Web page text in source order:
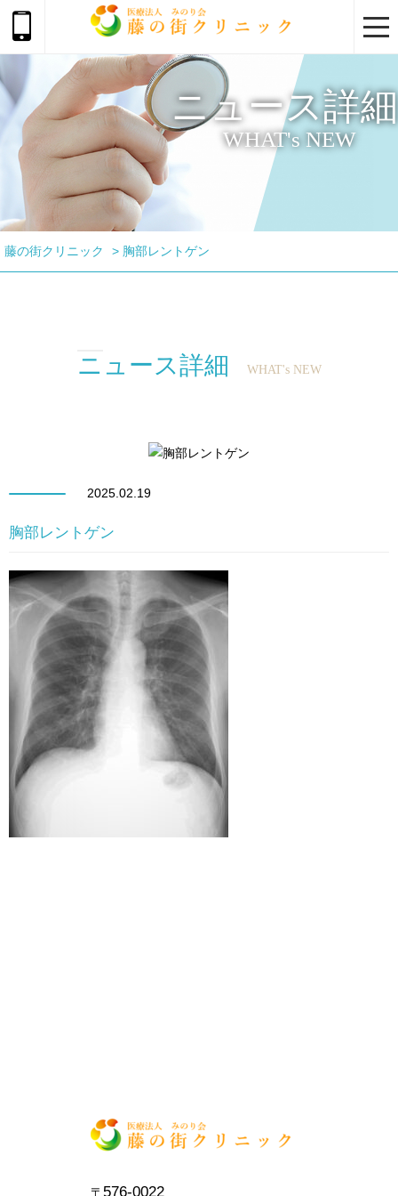
ニュース詳細
WHAT's NEW
藤の街クリニック > 胸部レントゲン
ニュース詳細 WHAT's NEW
2025.02.19
胸部レントゲン
〒 576-0022